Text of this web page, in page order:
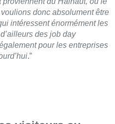
à la météo